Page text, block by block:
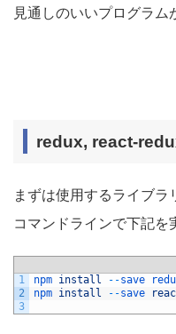
見通しのいいプログラム
redux, react-
まずは使用するライブラ
コマンドラインで下記を
1
2
3
npm install --save
npm install --save